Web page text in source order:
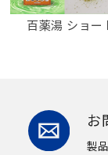
百薬湯 ショー
お
製